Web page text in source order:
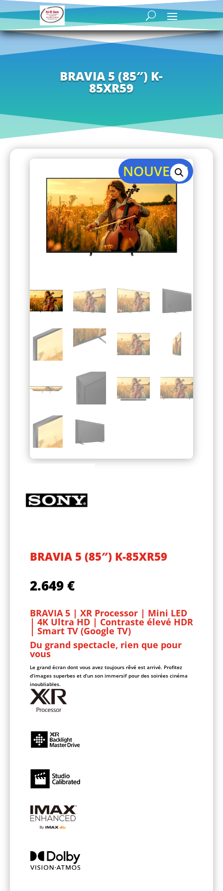
BRAVIA 5 (85″) K-
85XR59
NOUVEAU
BRAVIA 5 (85″) K-85XR59
2.649€
BRAVIA 5 | XR Processor | Mini LED
| 4K Ultra HD | Contraste élevé HDR
| Smart TV (Google TV)
Du grand spectacle, rien que pour
vous
Le grand écran dont vous avez toujours rêvé est arrivé. Profitez
d’images superbes et d’un son immersif pour des soirées cinéma
inoubliables.